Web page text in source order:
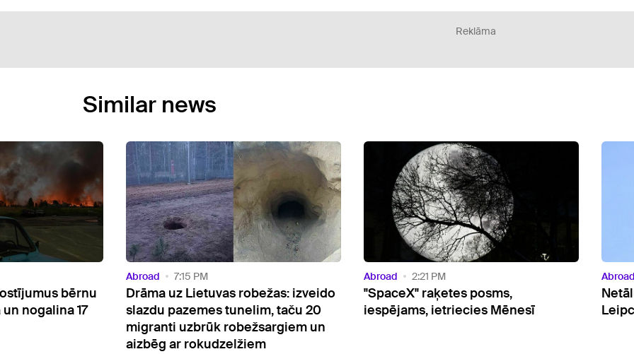
Reklāma
Similar news
izveido
taču 20
Abroad 2:21 PM
"SpaceX" raķetes posms,
iespējams, ietriecies Mēnesī
Abroad 1:07 PM
Netālu no Ukrainas lidmašīnas
Leipcigas lidostā pamanīts drons
Abroad